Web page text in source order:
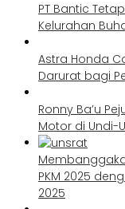
PT Bantic
Kelurahan
Astra Honda
Darurat bagi
Ronny Ba’u
Motor di Undi-
PKM 2025
2025